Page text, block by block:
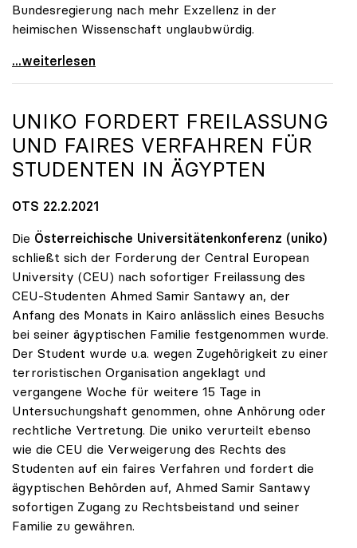
Bundesregierung nach mehr Exzellenz in der
heimischen Wissenschaft unglaubwürdig.
uniko über Wegfall von Förderungen des
...weiterlesen
UNIKO FORDERT FREILASSUNG
UND FAIRES VERFAHREN FÜR
STUDENTEN IN ÄGYPTEN
OTS 22.2.2021
Die Österreichische Universitätenkonferenz (uniko)
schließt sich der Forderung der Central European
University (CEU) nach sofortiger Freilassung des
CEU-Studenten Ahmed Samir Santawy an, der
Anfang des Monats in Kairo anlässlich eines Besuchs
bei seiner ägyptischen Familie festgenommen wurde.
Der Student wurde u.a. wegen Zugehörigkeit zu einer
terroristischen Organisation angeklagt und
vergangene Woche für weitere 15 Tage in
Untersuchungshaft genommen, ohne Anhörung oder
rechtliche Vertretung. Die uniko verurteilt ebenso
wie die CEU die Verweigerung des Rechts des
Studenten auf ein faires Verfahren und fordert die
ägyptischen Behörden auf, Ahmed Samir Santawy
sofortigen Zugang zu Rechtsbeistand und seiner
Familie zu gewähren.